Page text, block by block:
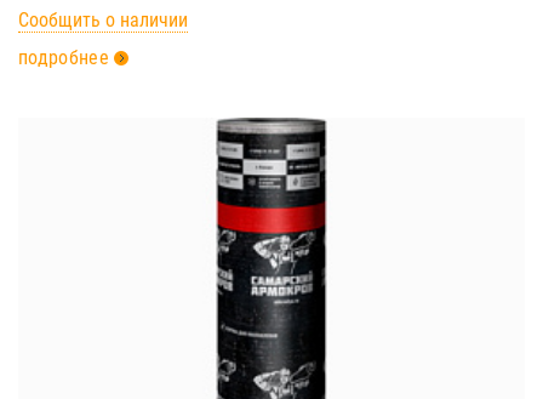
Сообщить о наличии
подробнее